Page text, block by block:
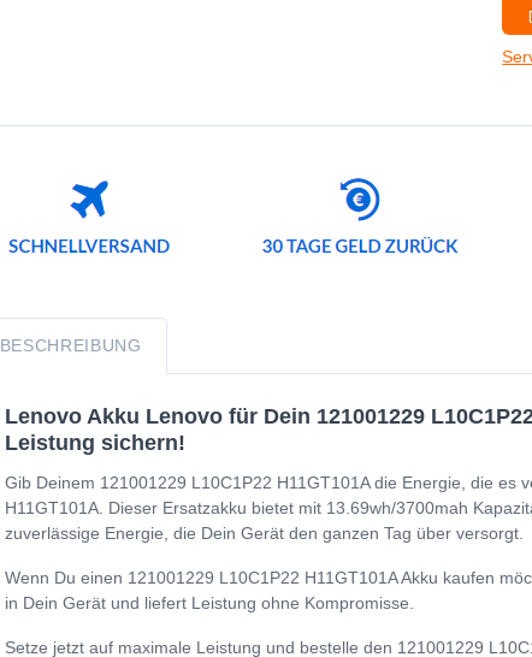
BESCHREIBUNG
Lenovo Akku Lenovo für Dein 121001229
Leistung sichern!
Gib Deinem 121001229 L10C1P22 H11GT101A die Energie, die es
H11GT101A. Dieser Ersatzakku bietet mit 13.69wh/3700mah
zuverlässige Energie, die Dein Gerät den ganzen Tag über versorgt.
Wenn Du einen 121001229 L10C1P22 H11GT101A Akku kaufen
in Dein Gerät und liefert Leistung ohne Kompromisse.
Setze jetzt auf maximale Leistung und bestelle den 121001229